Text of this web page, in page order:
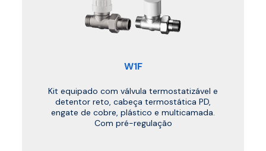
W1F
Kit equipado com válvula termostatizável e
detentor reto, cabeça termostática PD,
engate de cobre, plástico e multicamada.
Com pré-regulação